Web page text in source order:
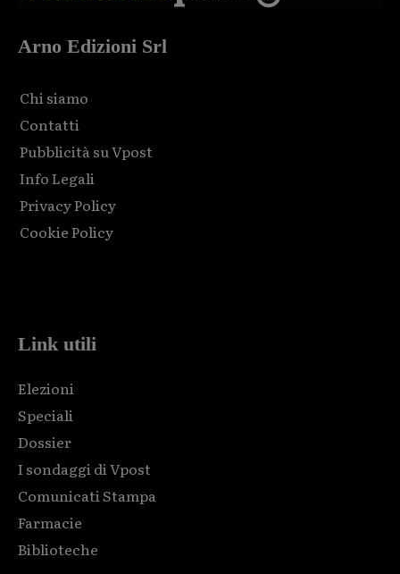
Arno Edizioni Srl
Chi siamo
Contatti
Pubblicità su Vpost
Info Legali
Privacy Policy
Cookie Policy
Link utili
Elezioni
Speciali
Dossier
I sondaggi di Vpost
Comunicati Stampa
Farmacie
Biblioteche